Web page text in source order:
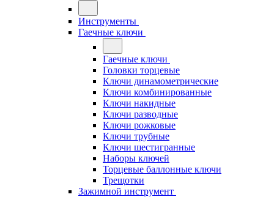
Инструменты
Гаечные ключи
Гаечные ключи
Головки торцевые
Ключи динамометрические
Ключи комбинированные
Ключи накидные
Ключи разводные
Ключи рожковые
Ключи трубные
Ключи шестигранные
Наборы ключей
Торцевые баллонные ключи
Трещотки
Зажимной инструмент